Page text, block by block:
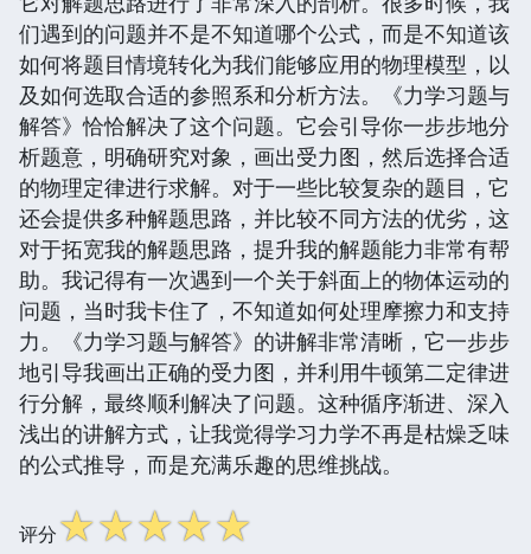
们遇到的问题并不是不知道哪个公式，而是不知道该
如何将题目情境转化为我们能够应用的物理模型，以
及如何选取合适的参照系和分析方法。《力学习题与
解答》恰恰解决了这个问题。它会引导你一步步地分
析题意，明确研究对象，画出受力图，然后选择合适
的物理定律进行求解。对于一些比较复杂的题目，它
还会提供多种解题思路，并比较不同方法的优劣，这
对于拓宽我的解题思路，提升我的解题能力非常有帮
助。我记得有一次遇到一个关于斜面上的物体运动的
问题，当时我卡住了，不知道如何处理摩擦力和支持
力。《力学习题与解答》的讲解非常清晰，它一步步
地引导我画出正确的受力图，并利用牛顿第二定律进
行分解，最终顺利解决了问题。这种循序渐进、深入
浅出的讲解方式，让我觉得学习力学不再是枯燥乏味
的公式推导，而是充满乐趣的思维挑战。
评分☆☆☆☆☆